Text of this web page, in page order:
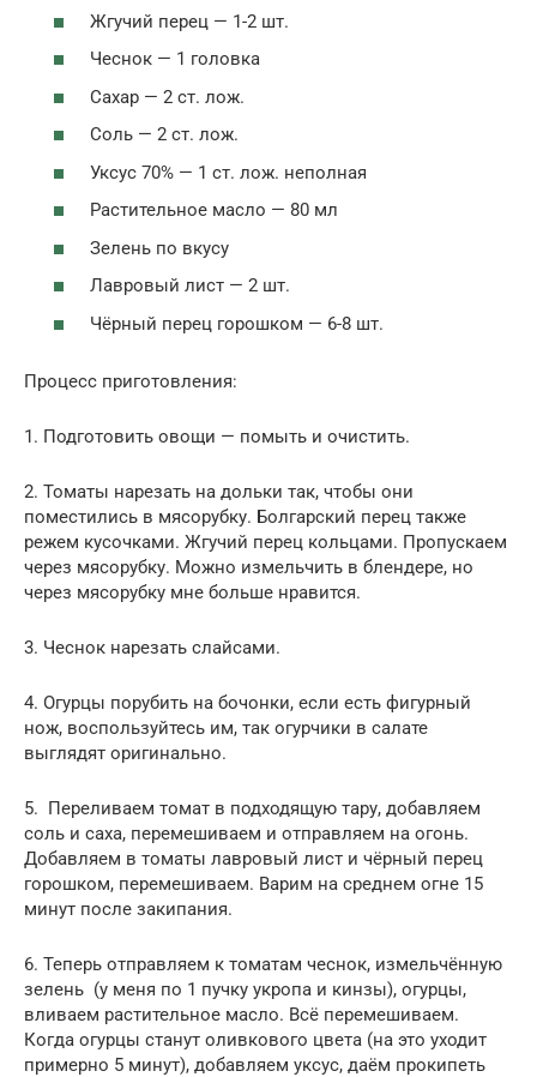
Жгучий перец — 1-2 шт.
Чеснок — 1 головка
Сахар — 2 ст. лож.
Соль — 2 ст. лож.
Уксус 70% — 1 ст. лож. неполная
Растительное масло — 80 мл
Зелень по вкусу
Лавровый лист — 2 шт.
Чёрный перец горошком — 6-8 шт.
Процесс приготовления:
1. Подготовить овощи — помыть и очистить.
2. Томаты нарезать на дольки так, чтобы они
поместились в мясорубку. Болгарский перец также
режем кусочками. Жгучий перец кольцами. Пропускаем
через мясорубку. Можно измельчить в блендере, но
через мясорубку мне больше нравится.
3. Чеснок нарезать слайсами.
4. Огурцы порубить на бочонки, если есть фигурный
нож, воспользуйтесь им, так огурчики в салате
выглядят оригинально.
5. Переливаем томат в подходящую тару, добавляем
соль и саха, перемешиваем и отправляем на огонь.
Добавляем в томаты лавровый лист и чёрный перец
горошком, перемешиваем. Варим на среднем огне 15
минут после закипания.
6. Теперь отправляем к томатам чеснок, измельчённую
зелень (у меня по 1 пучку укропа и кинзы), огурцы,
вливаем растительное масло. Всё перемешиваем.
Когда огурцы станут оливкового цвета (на это уходит
примерно 5 минут), добавляем уксус, даём прокипеть